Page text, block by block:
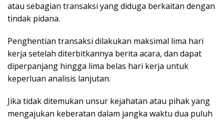
atau sebagian transaksi yang diduga berkaitan dengan
tindak pidana.
Penghentian transaksi dilakukan maksimal lima hari
kerja setelah diterbitkannya berita acara, dan dapat
diperpanjang hingga lima belas hari kerja untuk
keperluan analisis lanjutan.
Jika tidak ditemukan unsur kejahatan atau pihak yang
mengajukan keberatan dalam jangka waktu dua puluh